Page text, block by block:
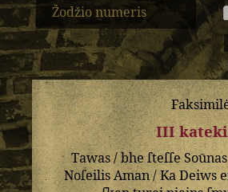
Žodžio numeris
III
Tawas/bheſteſſe Soūnas
NoſeilisAman/KaDeiws